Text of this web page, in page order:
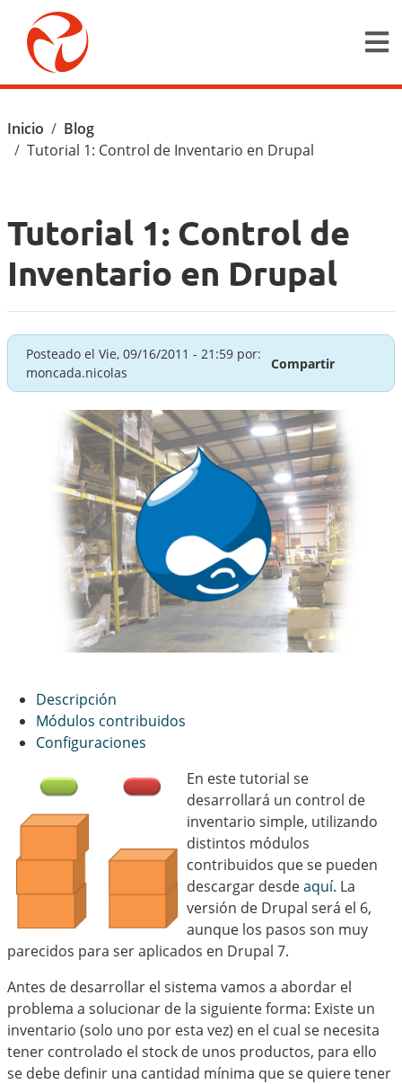
Pasar al contenido principal
Ruta de navegación
Inicio
Blog
Tutorial 1: Control de Inventario en Drupal
Tutorial 1: Control de
Inventario en Drupal
Posteado el Vie, 09/16/2011 - 21:59 por:
moncada.nicolas
Compartir
Descripción
Módulos contribuidos
Configuraciones
En este tutorial se
desarrollará un control de
inventario simple, utilizando
distintos módulos
contribuidos que se pueden
descargar desdeaquí. La
versión de Drupal será el 6,
aunque los pasos son muy
parecidos para ser aplicados en Drupal 7.
Antes de desarrollar el sistema vamos a abordar el
problema a solucionar de la siguiente forma: Existe un
inventario (solo uno por esta vez) en el cual se necesita
tener controlado el stock de unos productos, para ello
se debe definir una cantidad mínima que se quiere tener